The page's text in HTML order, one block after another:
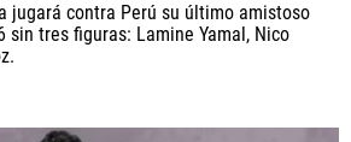
jugará contra Perú su último amistoso
sin tres figuras: Lamine Yamal, Nico